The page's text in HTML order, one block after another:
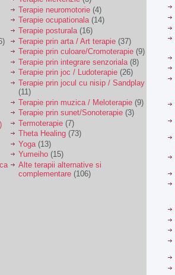
Terapie neuromotorie (4)
Terapie ocupationala(14)
Terapie posturala (16)
Terapie prin arta / Art terapie (37)
Terapie prin culoare/Cromoterapie (9)
Terapie prin integrare senzoriala (8)
Terapie prin joc / Ludoterapie (26)
Terapie prin jocul cu nisip / Sandplay
(11)
Terapie prin muzica / Meloterapie (9)
Terapie prin sunet/Sonoterapie (3)
Termoterapie (7)
Theta Healing (73)
Yoga (13)
Yumeiho (15)
Alte terapii alternative si
complementare (106)